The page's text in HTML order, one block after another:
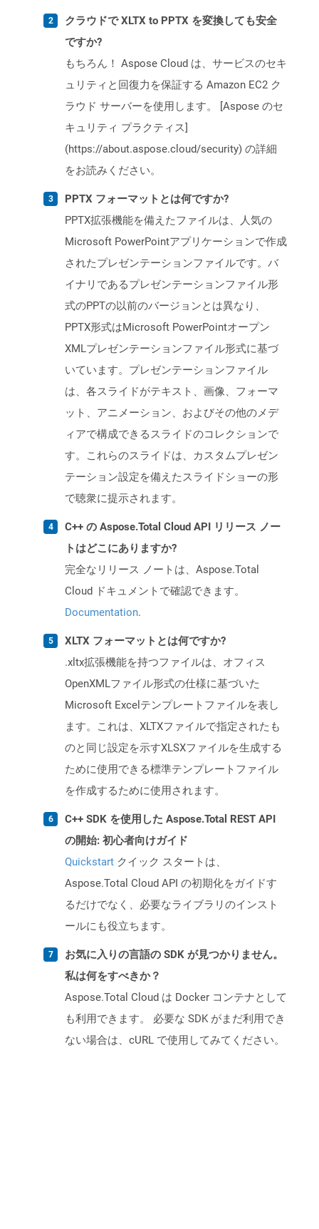
クラウドで XLTX to PPTX を変換しても安全
ですか?
もちろん！ Aspose Cloud は、サービスのセキ
ュリティと回復力を保証する Amazon EC2 ク
ラウド サーバーを使用します。 [Aspose のセ
キュリティ プラクティス]
(https://about.aspose.cloud/security) の詳細
をお読みください。
PPTX フォーマットとは何ですか?
PPTX拡張機能を備えたファイルは、人気の
Microsoft PowerPointアプリケーションで作成
されたプレゼンテーションファイルです。バ
イナリであるプレゼンテーションファイル形
式のPPTの以前のバージョンとは異なり、
PPTX形式はMicrosoft PowerPointオープン
XMLプレゼンテーションファイル形式に基づ
いています。プレゼンテーションファイル
は、各スライドがテキスト、画像、フォーマ
ット、アニメーション、およびその他のメデ
ィアで構成できるスライドのコレクションで
す。これらのスライドは、カスタムプレゼン
テーション設定を備えたスライドショーの形
で聴衆に提示されます。
C++ の Aspose.Total Cloud API リリース ノー
トはどこにありますか?
完全なリリース ノートは、Aspose.Total
Cloud ドキュメントで確認できます。
Documentation.
XLTX フォーマットとは何ですか?
.xltx拡張機能を持つファイルは、オフィス
OpenXMLファイル形式の仕様に基づいた
Microsoft Excelテンプレートファイルを表し
ます。これは、XLTXファイルで指定されたも
のと同じ設定を示すXLSXファイルを生成する
ために使用できる標準テンプレートファイル
を作成するために使用されます。
C++ SDK を使用した Aspose.Total REST API
の開始: 初心者向けガイド
Quickstart クイック スタートは、
Aspose.Total Cloud API の初期化をガイドす
るだけでなく、必要なライブラリのインスト
ールにも役立ちます。
お気に入りの言語の SDK が見つかりません。
私は何をすべきか？
Aspose.Total Cloud は Docker コンテナとして
も利用できます。 必要な SDK がまだ利用でき
ない場合は、cURL で使用してみてください。